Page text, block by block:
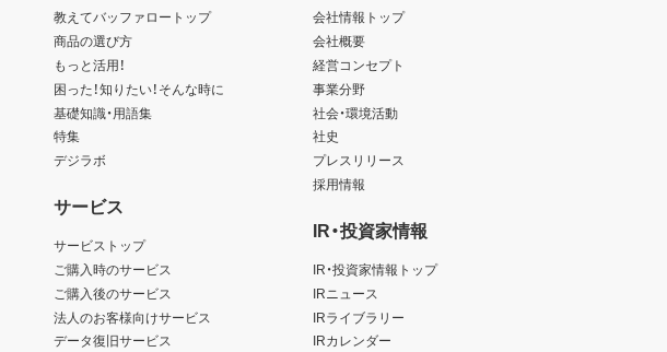
教えてバッファロートップ
商品の選び方
もっと活用！
困った！知りたい！そんな時に
基礎知識・用語集
特集
デジラボ
サービス
サービストップ
ご購入時のサービス
ご購入後のサービス
法人のお客様向けサービス
データ復旧サービス
会社情報トップ
会社概要
経営コンセプト
事業分野
社会・環境活動
社史
プレスリリース
採用情報
IR・投資家情報
IR・投資家情報トップ
IRニュース
IRライブラリー
IRカレンダー